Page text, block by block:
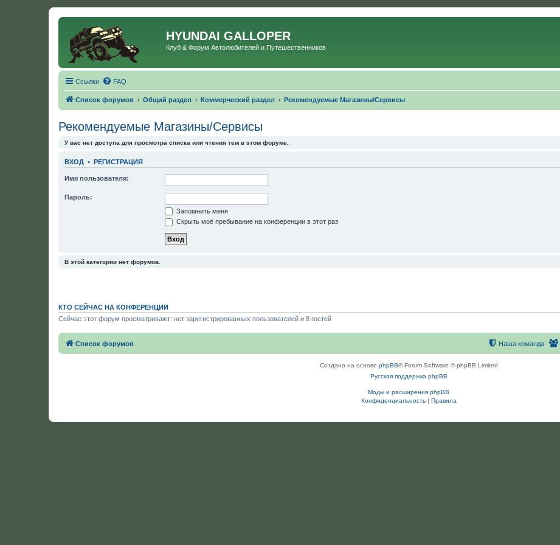
HYUNDAI GALLOPER
Клуб & Форум Автолюбителей и Путешественников
Ссылки FAQ
Список форумов Общий раздел Коммерческий раздел Рекомендуемые Магазины/Сервисы
Рекомендуемые Магазины/Сервисы
У вас нет доступа для просмотра списка или чтения тем в этом форуме.
ВХОД • РЕГИСТРАЦИЯ
Имя пользователя:
Пароль:
Запомнить меня
Скрыть моё пребывание на конференции в этот раз
В этой категории нет форумов.
КТО СЕЙЧАС НА КОНФЕРЕНЦИИ
Сейчас этот форум просматривают: нет зарегистрированных пользователей и 8 гостей
Список форумов Наша команда
Создано на основе phpBB® Forum Software © phpBB Limited
Русская поддержка phpBB
Моды и расширения phpBB
Конфиденциальность| Правила